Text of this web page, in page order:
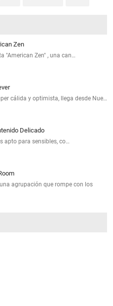
Zen
"American Zen" , una can…
cálida y optimista, llega desde Nue…
Delicado
apto para sensibles, co…
una agrupación que rompe con los